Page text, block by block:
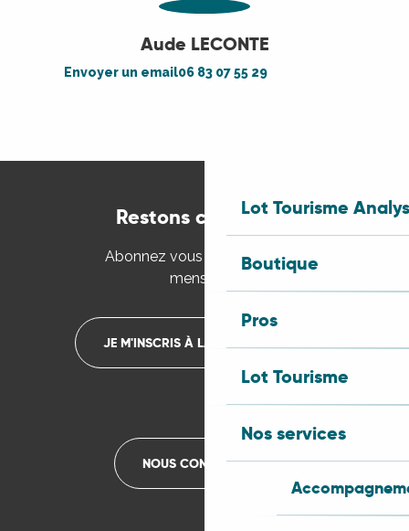
Lot Tourisme
Boutique
Pros
Lot Tourisme
Nos services
Aude LECONTE
Envoyer un email06 83 07 55 29
Restons connectés
Abonnez vous à la newsletter
mensuelle
JE M'INSCRIS À LA NEWSLETTER
NOUS CONTACTER